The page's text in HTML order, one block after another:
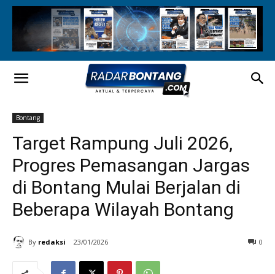
Bontang
Target Rampung Juli 2026,
Progres Pemasangan Jargas
di Bontang Mulai Berjalan di
Beberapa Wilayah Bontang
By redaksi 23/01/2026 0